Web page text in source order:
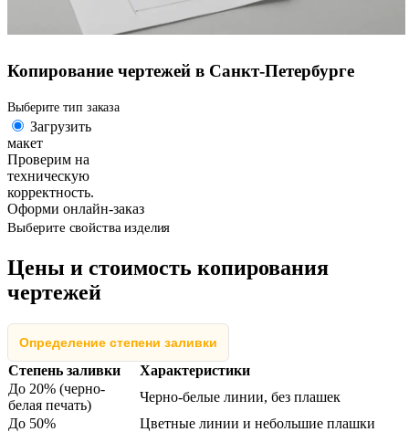
Копирование чертежей в Санкт-Петербурге
Выберите тип заказа
Загрузить
макет
Проверим на
техническую
корректность.
Оформи онлайн-заказ
Выберите свойства изделия
Цены и стоимость копирования
чертежей
Определение степени заливки
Степень заливки
Характеристики
До 20% (черно-
белая печать)
Черно-белые линии, без плашек
До 50%
Цветные линии и небольшие плашки